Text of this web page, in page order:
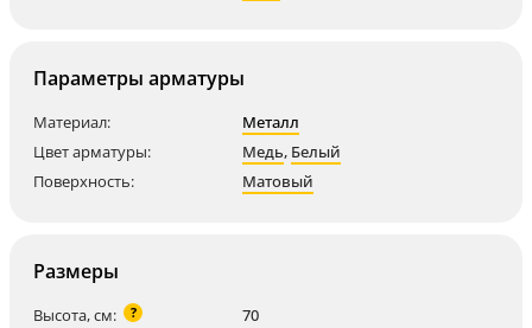
Параметры арматуры
Материал:
Металл
Цвет арматуры:
Медь, Белый
Поверхность:
Матовый
Размеры
Высота, см: ?
70